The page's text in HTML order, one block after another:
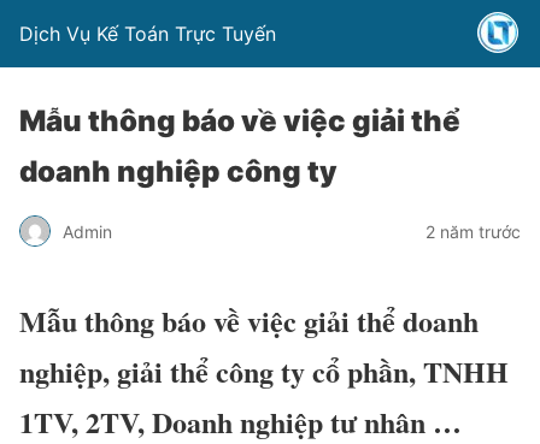
Dịch Vụ Kế Toán Trực Tuyến
Mẫu thông báo về việc giải thể
doanh nghiệp công ty
Admin 2 năm trước
Mẫu thông báo về việc giải thể doanh
nghiệp, giải thể công ty cổ phần, TNHH
1TV, 2TV, Doanh nghiệp tư nhân …